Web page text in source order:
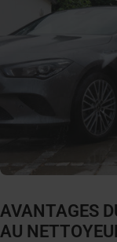
AVANTAGES
AU